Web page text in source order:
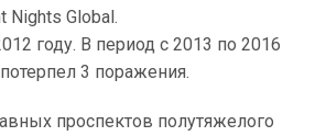
Global.
году. В период с 2013 по 2016
3 поражения.
проспектов полутяжелого